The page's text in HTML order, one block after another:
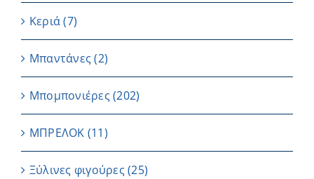
Κεριά (7)
Μπαντάνες (2)
Μπομπονιέρες(202)
ΜΠΡΕΛΟΚ (11)
Ξύλινες φιγούρες(25)